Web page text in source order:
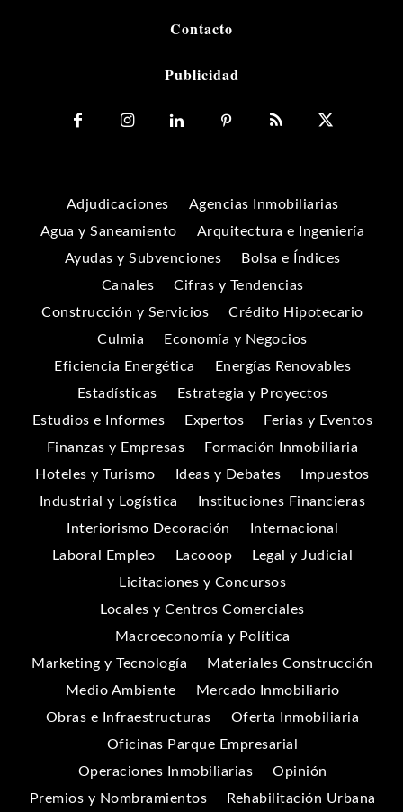
Contacto
Publicidad
Adjudicaciones
Agencias Inmobiliarias
Agua y Saneamiento
Arquitectura e Ingeniería
Ayudas y Subvenciones
Bolsa e Índices
Canales
Cifras y Tendencias
Construcción y Servicios
Crédito Hipotecario
Culmia
Economía y Negocios
Eficiencia Energética
Energías Renovables
Estadísticas
Estrategia y Proyectos
Estudios e Informes
Expertos
Ferias y Eventos
Finanzas y Empresas
Formación Inmobiliaria
Hoteles y Turismo
Ideas y Debates
Impuestos
Industrial y Logística
Instituciones Financieras
Interiorismo Decoración
Internacional
Laboral Empleo
Lacooop
Legal y Judicial
Licitaciones y Concursos
Locales y Centros Comerciales
Macroeconomía y Política
Marketing y Tecnología
Materiales Construcción
Medio Ambiente
Mercado Inmobiliario
Obras e Infraestructuras
Oferta Inmobiliaria
Oficinas Parque Empresarial
Operaciones Inmobiliarias
Opinión
Premios y Nombramientos
Rehabilitación Urbana